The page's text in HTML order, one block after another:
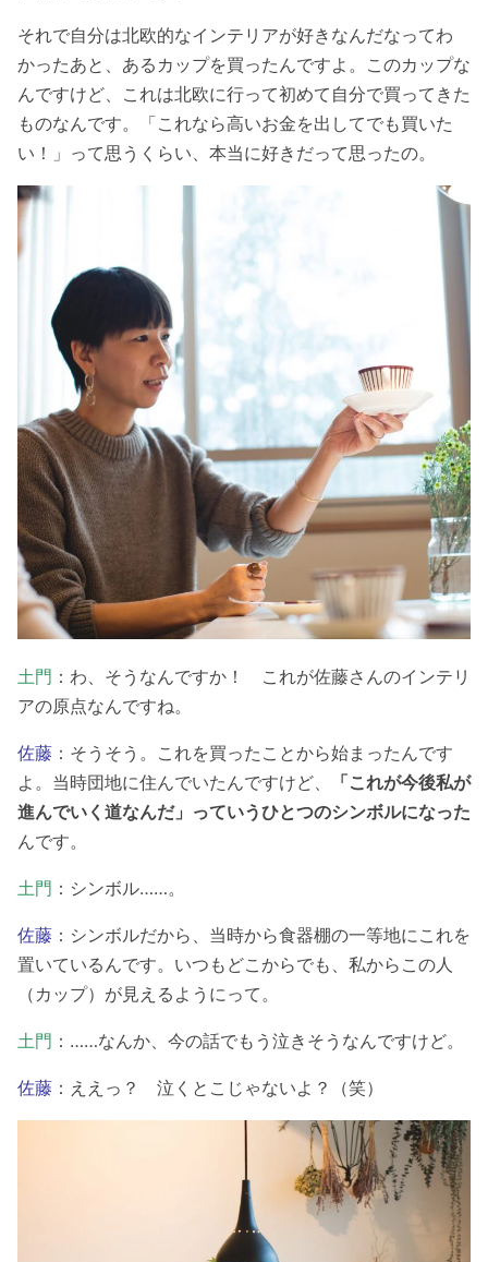
それで自分は北欧的なインテリアが好きなんだなってわ
かったあと、あるカップを買ったんですよ。このカップな
んですけど、これは北欧に行って初めて自分で買ってきた
ものなんです。「これなら高いお金を出してでも買いた
い！」って思うくらい、本当に好きだって思ったの。
土門 ：わ、そうなんですか！ これが佐藤さんのインテリ
アの原点なんですね。
佐藤 ：そうそう。これを買ったことから始まったんです
よ。当時団地に住んでいたんですけど、
「これが今後私が
進んでいく道なんだ」っていうひとつのシンボルになった
んです。
土門 ：シンボル……。
佐藤 ：シンボルだから、当時から食器棚の一等地にこれを
置いているんです。いつもどこからでも、私からこの人
（カップ）が見えるようにって。
土門 ：……なんか、今の話でもう泣きそうなんですけど。
佐藤 ：ええっ？ 泣くとこじゃないよ？（笑）